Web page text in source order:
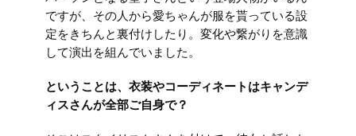
ですが、その人から愛ちゃんが服を貰っている設
定をきちんと裏付けしたり。変化や繋がりを意識
して演出を組んでいました。
ということは、衣装やコーディネートはキャンデ
ィスさんが全部ご自身で？